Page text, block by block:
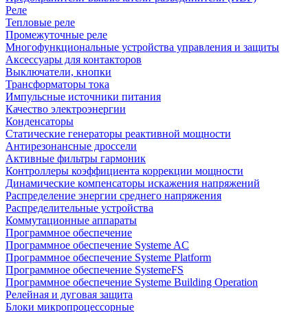
Реле
Тепловые реле
Промежуточные реле
Многофункциональные устройства управления и защиты
Аксессуары для контакторов
Выключатели, кнопки
Трансформаторы тока
Импульсные источники питания
Качество электроэнергии
Конденсаторы
Статические генераторы реактивной мощности
Антирезонансные дроссели
Активные фильтры гармоник
Контроллеры коэффициента коррекции мощности
Динамические компенсаторы искажения напряжений
Распределение энергии среднего напряжения
Распределительные устройства
Коммутационные аппараты
Программное обеспечение
Программное обеспечение Systeme AC
Программное обеспечение Systeme Platform
Программное обеспечение SystemeFS
Программное обеспечение Systeme Building Operation
Релейная и дуговая защита
Блоки микропроцессорные